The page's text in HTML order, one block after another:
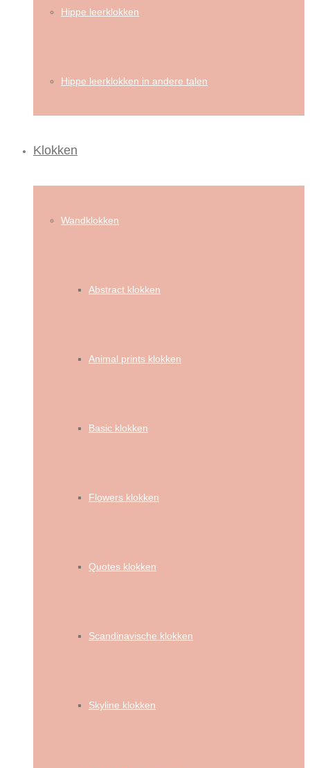
Hippe leerklokken
Hippe leerklokken in andere talen
Klokken
Wandklokken
Abstract klokken
Animal prints klokken
Basic klokken
Flowers klokken
Quotes klokken
Scandinavische klokken
Skyline klokken